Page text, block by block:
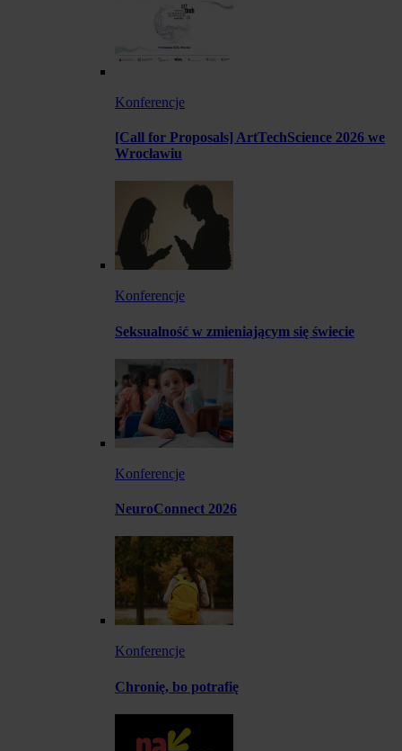
Konferencje
[Call for Proposals] ArtTechScience 2026 we
Wrocławiu
Konferencje
Seksualność w zmieniającym się świecie
Konferencje
NeuroConnect 2026
Konferencje
Chronię, bo potrafię